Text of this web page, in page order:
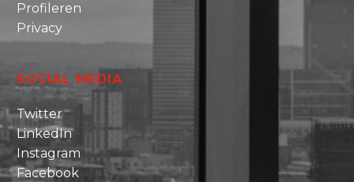
Profileren
Privacy
SOCIAL MEDIA
Twitter
LinkedIn
Instagram
Facebook